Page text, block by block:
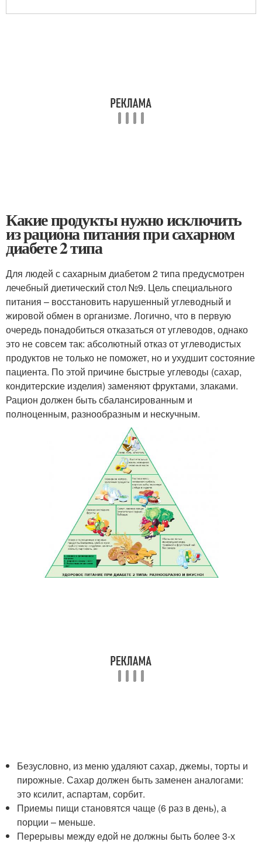
Какие продукты нужно исключить
из рациона питания при сахарном
диабете 2 типа
Для людей с сахарным диабетом 2 типа предусмотрен
лечебный диетический стол №9. Цель специального
питания – восстановить нарушенный углеводный и
жировой обмен в организме. Логично, что в первую
очередь понадобиться отказаться от углеводов, однако
это не совсем так: абсолютный отказ от углеводистых
продуктов не только не поможет, но и ухудшит состояние
пациента. По этой причине быстрые углеводы (сахар,
кондитерские изделия) заменяют фруктами, злаками.
Рацион должен быть сбалансированным и
полноценным, разнообразным и нескучным.
Безусловно, из меню удаляют сахар, джемы, торты и
пирожные. Сахар должен быть заменен аналогами:
это ксилит, аспартам, сорбит.
Приемы пищи становятся чаще (6 раз в день), а
порции – меньше.
Перерывы между едой не должны быть более 3-х